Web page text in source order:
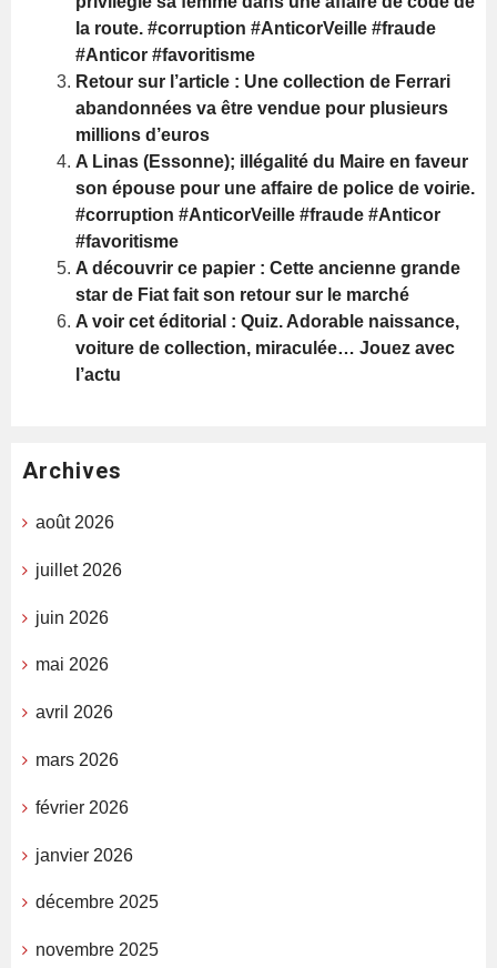
la route. #corruption #AnticorVeille #fraude
#Anticor #favoritisme
Retour sur l’article : Une collection de Ferrari
abandonnées va être vendue pour plusieurs
millions d’euros
A Linas (Essonne); illégalité du Maire en faveur
son épouse pour une affaire de police de voirie.
#corruption #AnticorVeille #fraude #Anticor
#favoritisme
A découvrir ce papier : Cette ancienne grande
star de Fiat fait son retour sur le marché
A voir cet éditorial : Quiz. Adorable naissance,
voiture de collection, miraculée… Jouez avec
l’actu
Archives
août 2026
juillet 2026
juin 2026
mai 2026
avril 2026
mars 2026
février 2026
janvier 2026
décembre 2025
novembre 2025